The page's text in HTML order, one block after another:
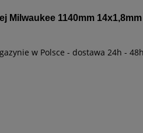
Milwaukee 1140mm 14x1,8mm
w Polsce - dostawa 24h - 48h